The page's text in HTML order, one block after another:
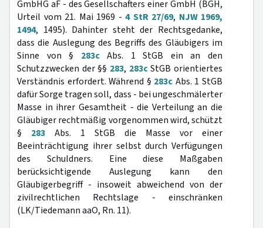
GmbHG aF - des Gesellschafters einer GmbH (BGH,
Urteil vom 21. Mai 1969 - 4 StR 27/69, NJW 1969,
1494, 1495). Dahinter steht der Rechtsgedanke,
dass die Auslegung des Begriffs des Gläubigers im
Sinne von § 283cAbs. 1 StGB ein an den
Schutzzwecken der §§ 283, 283cStGB orientiertes
Verständnis erfordert. Während § 283c Abs. 1 StGB
dafür Sorge tragen soll, dass - bei ungeschmälerter
Masse in ihrer Gesamtheit - die Verteilung an die
Gläubiger rechtmäßig vorgenommen wird, schützt
§ 283 Abs. 1 StGB die Masse vor einer
Beeinträchtigung ihrer selbst durch Verfügungen
des Schuldners. Eine diese Maßgaben
berücksichtigende Auslegung kann den
Gläubigerbegriff - insoweit abweichend von der
zivilrechtlichen Rechtslage - einschränken
(LK/Tiedemann aaO, Rn. 11).